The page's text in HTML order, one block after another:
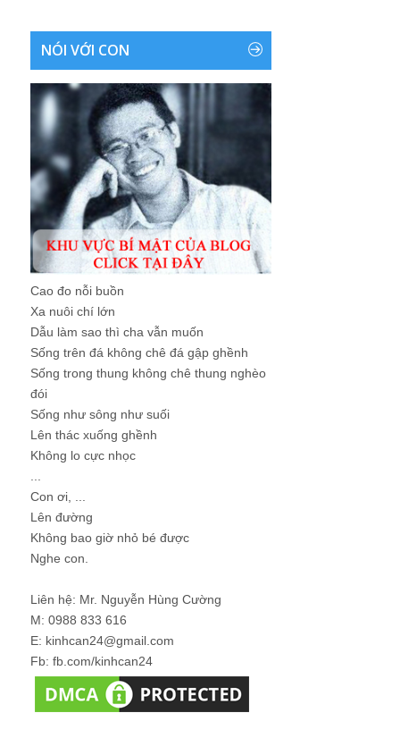
NÓI VỚI CON
Cao đo nỗi buồn
Xa nuôi chí lớn
Dẫu làm sao thì cha vẫn muốn
Sống trên đá không chê đá gập ghềnh
Sống trong thung không chê thung nghèo
đói
Sống như sông như suối
Lên thác xuống ghềnh
Không lo cực nhọc
Con ơi, ...
Lên đường
Không bao giờ nhỏ bé được
Nghe con.
Liên hệ: Mr. Nguyễn Hùng Cường
M: 0988 833 616
E: kinhcan24@gmail.com
Fb: fb.com/kinhcan24